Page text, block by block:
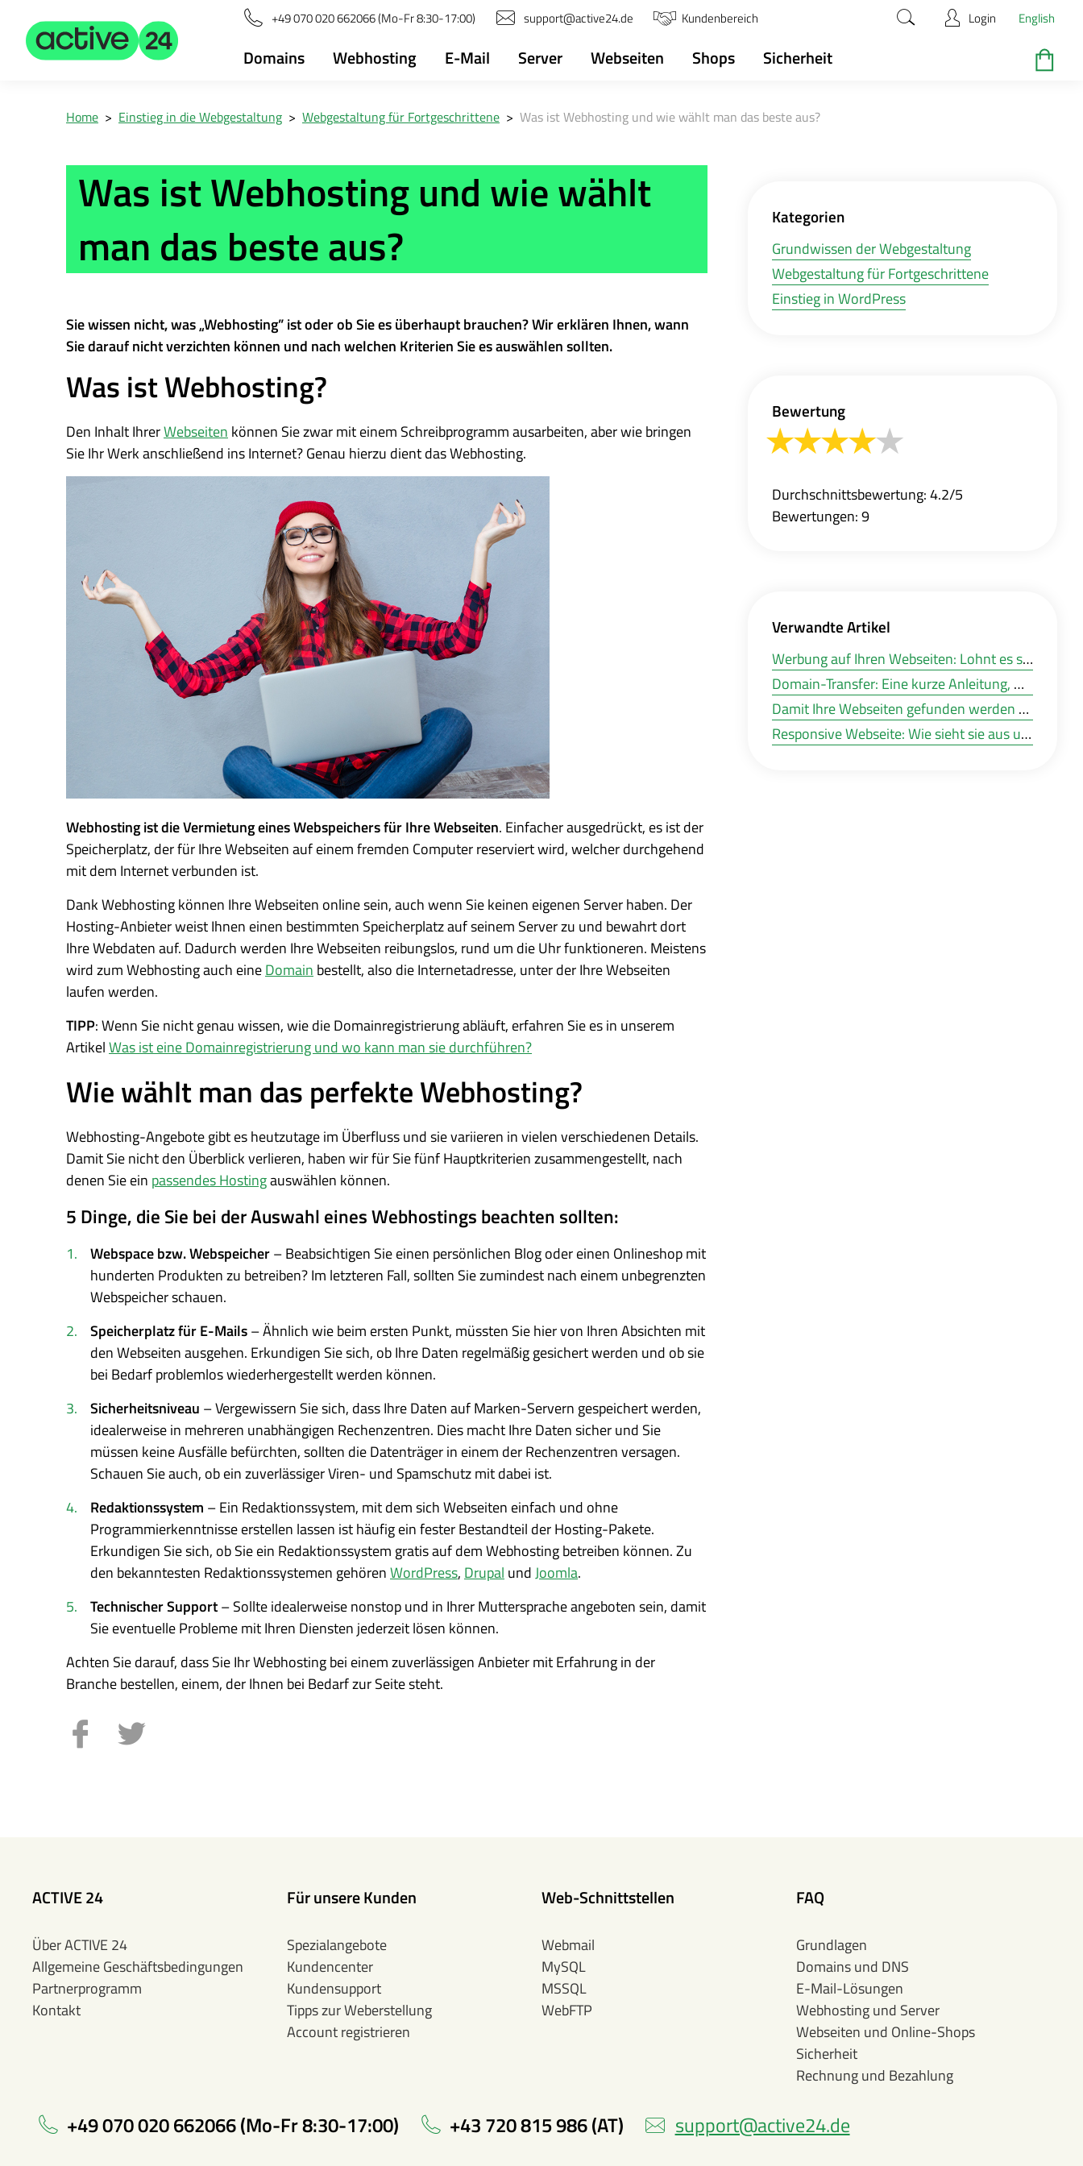
+49 070 020 662066 (Mo-Fr 8:30-17:00) support@active24.de Kundenbereich Login English
Domains Webhosting E-Mail Server Webseiten Shops Sicherheit
Home > Einstieg in die Webgestaltung > Webgestaltung für Fortgeschrittene > Was ist Webhosting und wie wählt man das beste aus?
Kategorien
Grundwissen der Webgestaltung
Webgestaltung für Fortgeschrittene
Einstieg in WordPress
Was ist Webhosting und wie wählt
man das beste aus?
Sie wissen nicht, was „Webhosting” ist oder ob Sie es überhaupt brauchen? Wir erklären Ihnen, wann
Sie darauf nicht verzichten können und nach welchen Kriterien Sie es auswählen sollten.
Was ist Webhosting?
Den Inhalt IhrerWebseiten können Sie zwar mit einem Schreibprogramm ausarbeiten, aber wie bringen
Sie Ihr Werk anschließend ins Internet? Genau hierzu dient das Webhosting.
Webhosting ist die Vermietung eines Webspeichers für Ihre Webseiten. Einfacher ausgedrückt, es ist der
Speicherplatz, der für Ihre Webseiten auf einem fremden Computer reserviert wird, welcher durchgehend
mit dem Internet verbunden ist.
Dank Webhosting können Ihre Webseiten online sein, auch wenn Sie keinen eigenen Server haben. Der
Hosting-Anbieter weist Ihnen einen bestimmten Speicherplatz auf seinem Server zu und bewahrt dort
Ihre Webdaten auf. Dadurch werden Ihre Webseiten reibungslos, rund um die Uhr funktioneren. Meistens
wird zum Webhosting auch eineDomain bestellt, also die Internetadresse, unter der Ihre Webseiten
laufen werden.
TIPP: Wenn Sie nicht genau wissen, wie die Domainregistrierung abläuft, erfahren Sie es in unserem
ArtikelWas ist eine Domainregistrierung und wo kann man sie durchführen?
Wie wählt man das perfekte Webhosting?
Webhosting-Angebote gibt es heutzutage im Überfluss und sie variieren in vielen verschiedenen Details.
Damit Sie nicht den Überblick verlieren, haben wir für Sie fünf Hauptkriterien zusammengestellt, nach
denen Sie ein passendes Hostingauswählen können.
5 Dinge, die Sie bei der Auswahl eines Webhostings beachten sollten:
Webspace bzw. Webspeicher– Beabsichtigen Sie einen persönlichen Blog oder einen Onlineshop mit
hunderten Produkten zu betreiben? Im letzteren Fall, sollten Sie zumindest nach einem unbegrenzten
Webspeicher schauen.
Speicherplatz für E-Mails– Ähnlich wie beim ersten Punkt, müssten Sie hier von Ihren Absichten mit
den Webseiten ausgehen. Erkundigen Sie sich, ob Ihre Daten regelmäßig gesichert werden und ob sie
bei Bedarf problemlos wiederhergestellt werden können.
Sicherheitsniveau – Vergewissern Sie sich, dass Ihre Daten auf Marken-Servern gespeichert werden,
idealerweise in mehreren unabhängigen Rechenzentren. Dies macht Ihre Daten sicher und Sie
müssen keine Ausfälle befürchten, sollten die Datenträger in einem der Rechenzentren versagen.
Schauen Sie auch, ob ein zuverlässiger Viren- und Spamschutz mit dabei ist.
Redaktionssystem – Ein Redaktionssystem, mit dem sich Webseiten einfach und ohne
Programmierkenntnisse erstellen lassen ist häufig ein fester Bestandteil der Hosting-Pakete.
Erkundigen Sie sich, ob Sie ein Redaktionssystem gratis auf dem Webhosting betreiben können. Zu
den bekanntesten Redaktionssystemen gehörenWordPress, Drupal undJoomla.
Technischer Support– Sollte idealerweise nonstop und in Ihrer Muttersprache angeboten sein, damit
Sie eventuelle Probleme mit Ihren Diensten jederzeit lösen können.
Achten Sie darauf, dass Sie Ihr Webhosting bei einem zuverlässigen Anbieter mit Erfahrung in der
Branche bestellen, einem, der Ihnen bei Bedarf zur Seite steht.
Bewertung
Durchschnittsbewertung: 4.2/5
Bewertungen: 9
Verwandte Artikel
Werbung auf Ihren Webseiten: Lohnt es sich oder nicht?
Domain-Transfer: Eine kurze Anleitung, wie das geht
Damit Ihre Webseiten gefunden werden oder Web-Optimierung für Anfänger
Responsive Webseite: Wie sieht sie aus und warum sollten Sie eine haben
ACTIVE 24
Über ACTIVE 24
Allgemeine Geschäftsbedingungen
Partnerprogramm
Kontakt
Für unsere Kunden
Spezialangebote
Kundencenter
Kundensupport
Tipps zur Weberstellung
Account registrieren
Web-Schnittstellen
Webmail
MySQL
MSSQL
WebFTP
FAQ
Grundlagen
Domains und DNS
E-Mail-Lösungen
Webhosting und Server
Webseiten und Online-Shops
Sicherheit
Rechnung und Bezahlung
+49 070 020 662066 (Mo-Fr 8:30-17:00) +43 720 815 986 (AT) support@active24.de